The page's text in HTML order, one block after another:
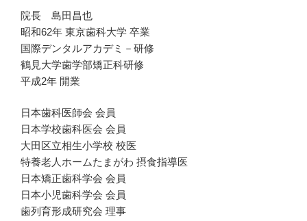
院長 島田昌也
昭和62年 東京歯科大学 卒業
国際デンタルアカデミ－研修
鶴見大学歯学部矯正科研修
平成2年 開業
日本歯科医師会 会員
日本学校歯科医会 会員
大田区立相生小学校 校医
特養老人ホームたまがわ 摂食指導医
日本矯正歯科学会 会員
日本小児歯科学会 会員
歯列育形成研究会 理事